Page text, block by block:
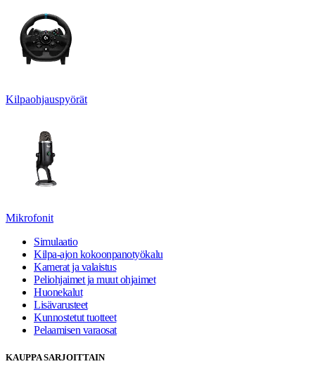
Kilpaohjauspyörät
Mikrofonit
Simulaatio
Kilpa-ajon kokoonpanotyökalu
Kamerat ja valaistus
Peliohjaimet ja muut ohjaimet
Huonekalut
Lisävarusteet
Kunnostetut tuotteet
Pelaamisen varaosat
KAUPPA SARJOITTAIN